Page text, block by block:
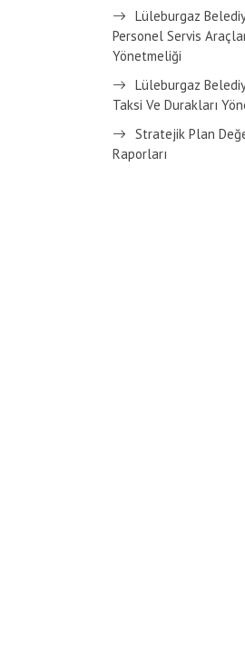
Lüleburgaz
Personel Servis
Yönetmeliği
Lüleburgaz
Taksi Ve Durakları
Stratejik Plan
Raporları